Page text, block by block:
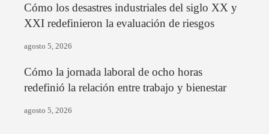
Cómo los desastres industriales del siglo XX y
XXI redefinieron la evaluación de riesgos
agosto 5, 2026
Cómo la jornada laboral de ocho horas
redefinió la relación entre trabajo y bienestar
agosto 5, 2026